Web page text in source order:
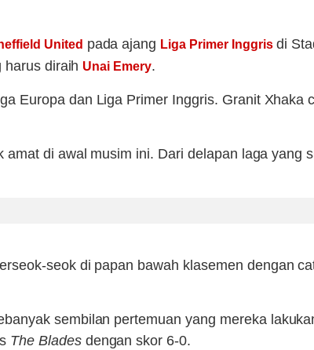
United pada ajang Liga Primer Inggrisdi
harus diraih Unai Emery.
Europa dan Liga Primer Inggris. Granit Xhaka
di awal musim ini. Dari delapan laga yang
seok di papan bawah klasemen dengan
sembilan pertemuan yang mereka
The Bladesdengan skor 6-0.